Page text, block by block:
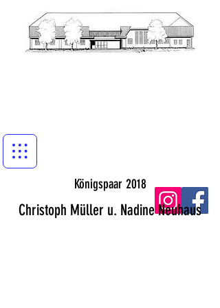
Königspaar 2018
Christoph Müller u. Nadine Neuhaus